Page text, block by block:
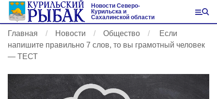
Новости Северо-
Курильска и
Сахалинской области
Главная Новости Общество
Если
напишите правильно 7 слов, то вы грамотный человек
— ТЕСТ